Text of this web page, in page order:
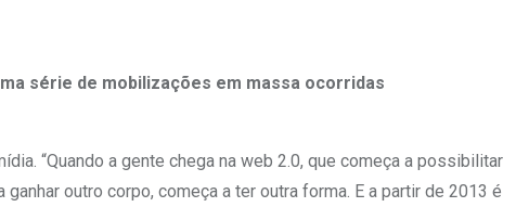
série de mobilizações em massa ocorridas
“Quando a gente chega na web 2.0, que começa a possibilitar
outro corpo, começa a ter outra forma. E a partir de 2013 é